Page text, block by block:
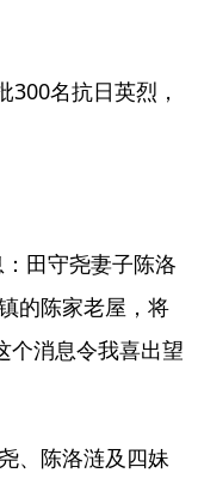
300名抗日英烈，
田守尧妻子陈洛
的陈家老屋，将
个消息令我喜出望
、陈洛涟及四妹